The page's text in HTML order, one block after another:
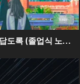
내일이 아름답도록 (졸업식 노래)